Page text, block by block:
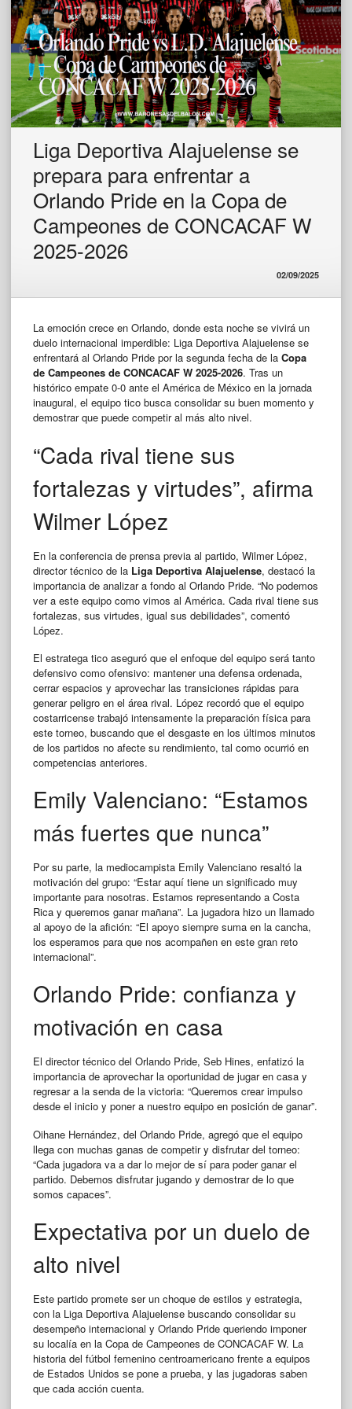
Liga Deportiva Alajuelense se
prepara para enfrentar a
Orlando Pride en la Copa de
Campeones de CONCACAF W
2025-2026
02/09/2025
La emoción crece en Orlando, donde esta noche se vivirá un
duelo internacional imperdible: Liga Deportiva Alajuelense se
enfrentará al Orlando Pride por la segunda fecha de la Copa
de Campeones de CONCACAF W 2025-2026. Tras un
histórico empate 0-0 ante el América de México en la jornada
inaugural, el equipo tico busca consolidar su buen momento y
demostrar que puede competir al más alto nivel.
“Cada rival tiene sus
fortalezas y virtudes”, afirma
Wilmer López
En la conferencia de prensa previa al partido, Wilmer López,
director técnico de la Liga Deportiva Alajuelense, destacó la
importancia de analizar a fondo al Orlando Pride. “No podemos
ver a este equipo como vimos al América. Cada rival tiene sus
fortalezas, sus virtudes, igual sus debilidades”, comentó
López.
El estratega tico aseguró que el enfoque del equipo será tanto
defensivo como ofensivo: mantener una defensa ordenada,
cerrar espacios y aprovechar las transiciones rápidas para
generar peligro en el área rival. López recordó que el equipo
costarricense trabajó intensamente la preparación física para
este torneo, buscando que el desgaste en los últimos minutos
de los partidos no afecte su rendimiento, tal como ocurrió en
competencias anteriores.
Emily Valenciano: “Estamos
más fuertes que nunca”
Por su parte, la mediocampista Emily Valenciano resaltó la
motivación del grupo: “Estar aquí tiene un significado muy
importante para nosotras. Estamos representando a Costa
Rica y queremos ganar mañana”. La jugadora hizo un llamado
al apoyo de la afición: “El apoyo siempre suma en la cancha,
los esperamos para que nos acompañen en este gran reto
internacional”.
Orlando Pride: confianza y
motivación en casa
El director técnico del Orlando Pride, Seb Hines, enfatizó la
importancia de aprovechar la oportunidad de jugar en casa y
regresar a la senda de la victoria: “Queremos crear impulso
desde el inicio y poner a nuestro equipo en posición de ganar”.
Oihane Hernández, del Orlando Pride, agregó que el equipo
llega con muchas ganas de competir y disfrutar del torneo:
“Cada jugadora va a dar lo mejor de sí para poder ganar el
partido. Debemos disfrutar jugando y demostrar de lo que
somos capaces”.
Expectativa por un duelo de
alto nivel
Este partido promete ser un choque de estilos y estrategia,
con la Liga Deportiva Alajuelense buscando consolidar su
desempeño internacional y Orlando Pride queriendo imponer
su localía en la Copa de Campeones de CONCACAF W. La
historia del fútbol femenino centroamericano frente a equipos
de Estados Unidos se pone a prueba, y las jugadoras saben
que cada acción cuenta.